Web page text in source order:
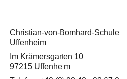
Christian-von-Bomhard-Schule
Uffenheim
Im Krämersgarten 10
97215 Uffenheim